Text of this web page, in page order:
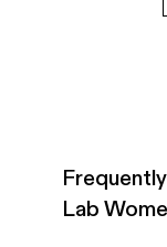
Lab